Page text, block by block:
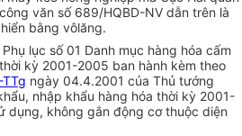
văn số 689/HQBD-NV dẫn trên là
bằng vôlăng.
lục số 01 Danh mục hàng hóa cấm
kỳ 2001-2005 ban hành kèm theo
ngày 04.4.2001 của Thủ tướng
nhập khẩu hàng hóa thời kỳ 2001-
dụng, không gắn động cơ thuộc diện